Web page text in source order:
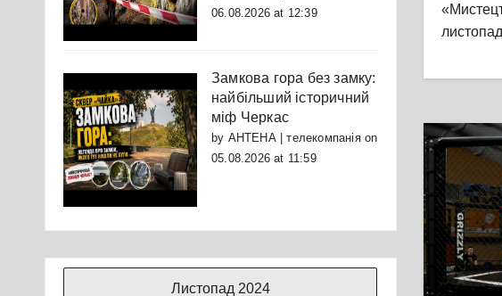
06.08.2026 at 12:39
Замкова гора без замку:
найбільший історичний
міф Черкас
by АНТЕНА | телекомпаніяon
05.08.2026 at 11:59
Листопад 2024